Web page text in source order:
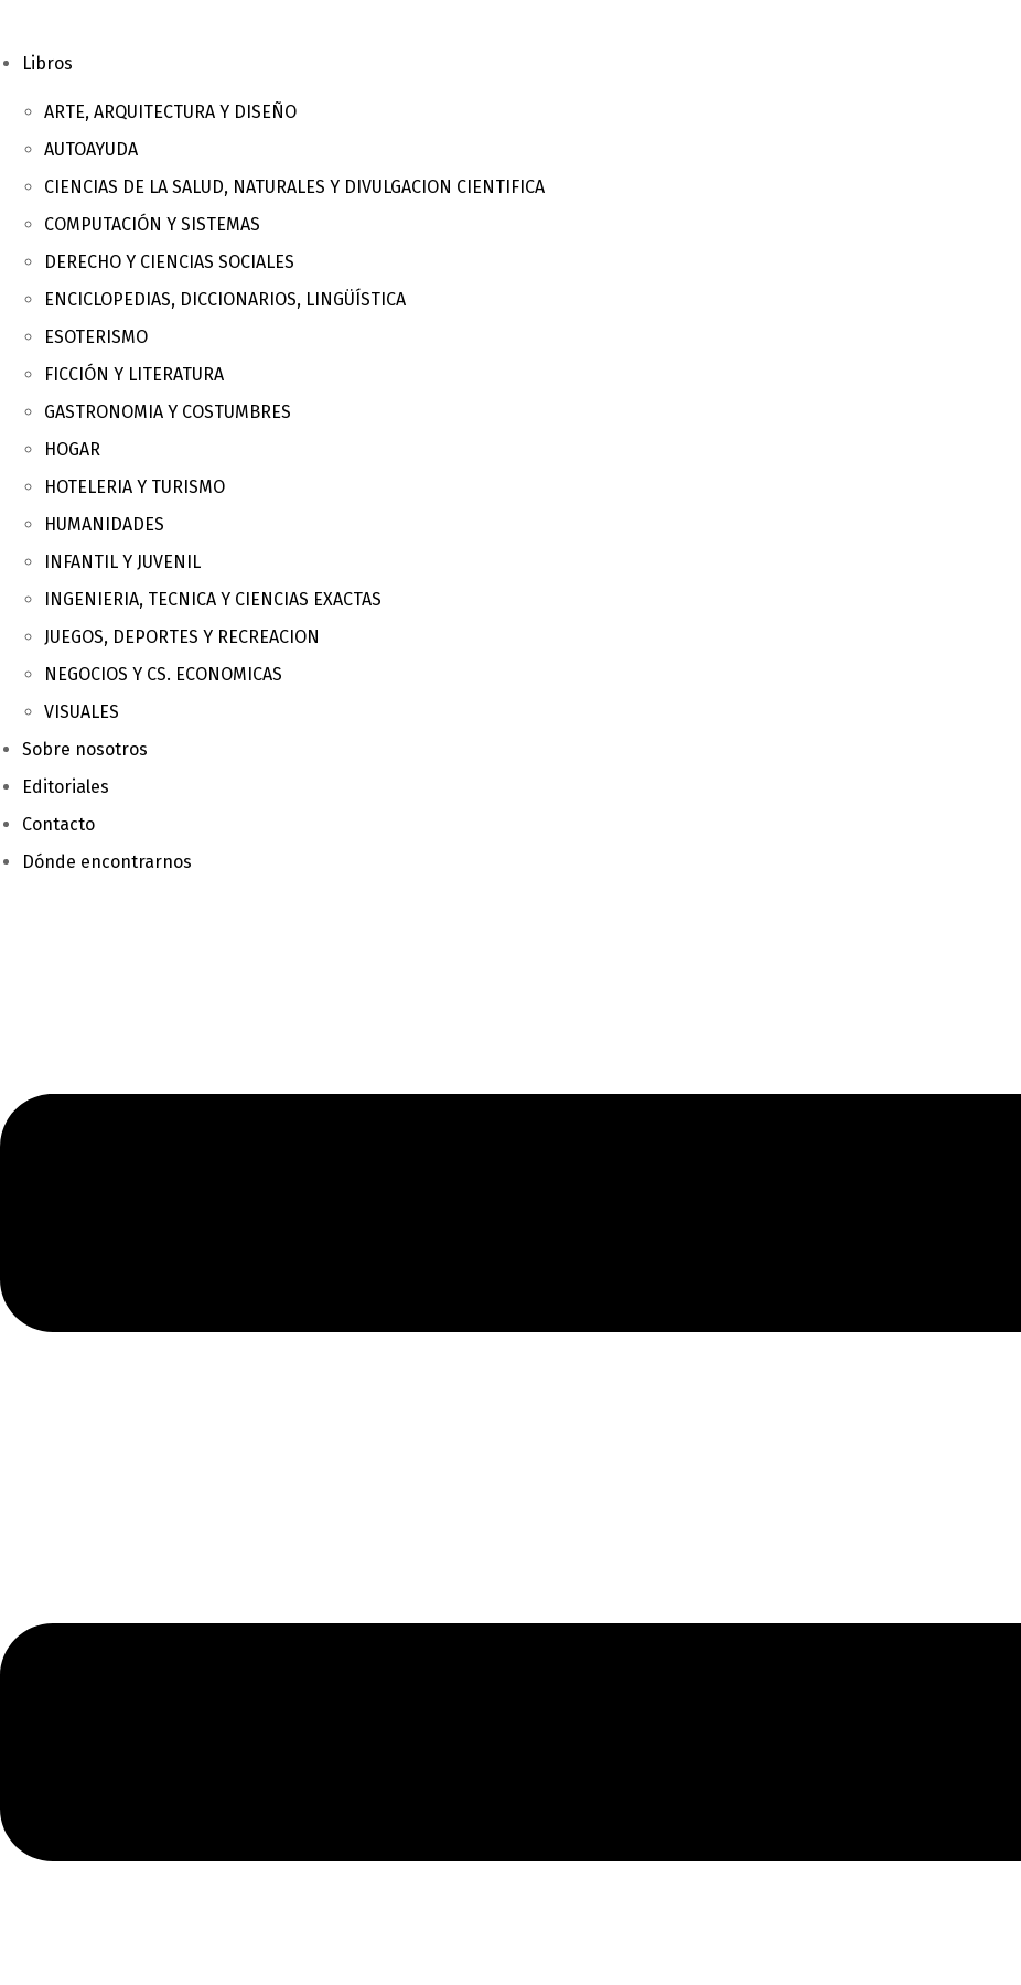
Libros
ARTE, ARQUITECTURA Y DISEÑO
AUTOAYUDA
CIENCIAS DE LA SALUD, NATURALES Y DIVULGACION CIENTIFICA
COMPUTACIÓN Y SISTEMAS
DERECHO Y CIENCIAS SOCIALES
ENCICLOPEDIAS, DICCIONARIOS, LINGÜÍSTICA
ESOTERISMO
FICCIÓN Y LITERATURA
GASTRONOMIA Y COSTUMBRES
HOGAR
HOTELERIA Y TURISMO
HUMANIDADES
INFANTIL Y JUVENIL
INGENIERIA, TECNICA Y CIENCIAS EXACTAS
JUEGOS, DEPORTES Y RECREACION
NEGOCIOS Y CS. ECONOMICAS
VISUALES
Sobre nosotros
Editoriales
Contacto
Dónde encontrarnos